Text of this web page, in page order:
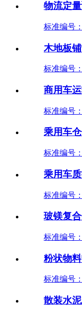
物流定
标准编号
木地板
标准编号
商用车
标准编号
乘用车
标准编号
乘用车
标准编号
玻镁复
标准编号
粉状物
标准编号
散装水